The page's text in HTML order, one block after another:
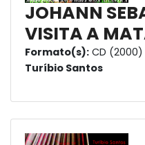
JOHANN
VISITA A
Formato(s): CD (2000)
Turíbio Santos